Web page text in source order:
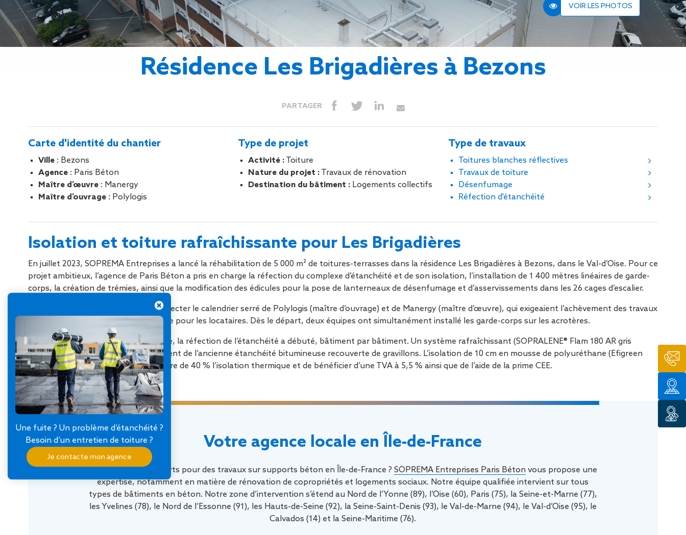
Pluviales (GEP)
Hygrométrie
Rafraichissement
adiabatique
Réfection
d’étanchéité
amiante/Désamiantage
Ventilation naturelle
Thermique par
l’Extérieur
Perméabilité
à l’air
Serrurerie
plat inaccessible
Entretien de
toiture-terrasse
accessible
Entretien de
toiture en amiante
Entretien des
installations d’eau
pluviale siphoïde
Petits travaux de
fuites
toiture
VOIR LES PHOTOS
Résidence Les Brigadières à Bezons
PARTAGER
Carte d'identité du chantier
Ville : Bezons
Agence : Paris Béton
Maître d’œuvre : Manergy
Maître d’ouvrage : Polylogis
Type de projet
Activité : Toiture
Nature du projet : Travaux de rénovation
Destination du bâtiment : Logements collectifs
Type de travaux
Toitures blanches réflectives
Travaux de toiture
Désenfumage
Réfection d'étanchéité
Isolation et toiture rafraîchissante pour Les Brigadières
En juillet 2023, SOPREMA Entreprises a lancé la réhabilitation de 5 000 m² de toitures-terrasses dans la résidence Les Brigadières à Bezons, dans le Val-d’Oise. Pour ce
projet ambitieux, l’agence de Paris Béton a pris en charge la réfection du complexe d’étanchéité et de son isolation, l’installation de 1 400 mètres linéaires de garde-
corps, la création de trémies, ainsi que la modification des édicules pour la pose de lanterneaux de désenfumage et d’asservissements dans les 26 cages d’escalier.
L’un des principaux défis était de respecter le calendrier serré de Polylogis (maître d’ouvrage) et de Manergy (maître d’œuvre), qui exigeaient l’achèvement des travaux
en janvier 2024 pour minimiser la gêne pour les locataires. Dès le départ, deux équipes ont simultanément installé les garde-corps sur les acrotères.
Une fois la mise en sécurité effectuée, la réfection de l’étanchéité a débuté, bâtiment par bâtiment. Un système rafraîchissant (SOPRALENE® Flam 180 AR gris
Chagall) a été prescrit en remplacement de l’ancienne étanchéité bitumineuse recouverte de gravillons. L’isolation de 10 cm en mousse de polyuréthane (Efigreen
Alu+ de SOPREMA) a permis d’accroître de 40 % l’isolation thermique et de bénéficier d’une TVA à 5,5 % ainsi que de l’aide de la prime CEE.
Votre agence locale en Île-de-France
À la recherche d’experts pour des travaux sur supports béton en Île-de-France ?SOPREMA Entreprises Paris Béton vous propose une
expertise, notamment en matière de rénovation de copropriétés et logements sociaux. Notre équipe qualifiée intervient sur tous
types de bâtiments en béton. Notre zone d’intervention s’étend au Nord de l’Yonne (89), l’Oise (60), Paris (75), la Seine-et-Marne (77),
les Yvelines (78), le Nord de l’Essonne (91), les Hauts-de-Seine (92), la Seine-Saint-Denis (93), le Val-de-Marne (94), le Val-d’Oise (95), le
Calvados (14) et la Seine-Maritime (76).
Une fuite ? Un problème d’étanchéité ?
Besoin d’un entretien de toiture ?
Je contacte mon agence